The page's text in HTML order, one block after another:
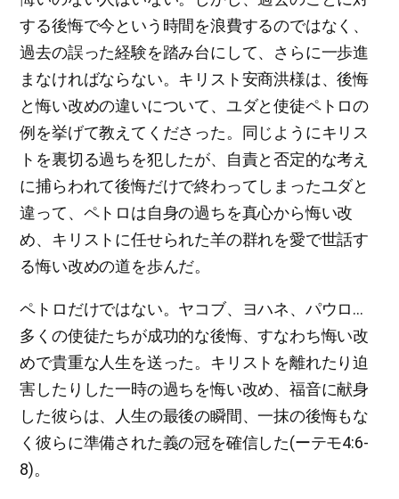
する後悔で今という時間を浪費するのではなく、
過去の誤った経験を踏み台にして、さらに一歩進
まなければならない。キリスト安商洪様は、後悔
と悔い改めの違いについて、ユダと使徒ペトロの
例を挙げて教えてくださった。同じようにキリス
トを裏切る過ちを犯したが、自責と否定的な考え
に捕らわれて後悔だけで終わってしまったユダと
違って、ペトロは自身の過ちを真心から悔い改
め、キリストに任せられた羊の群れを愛で世話す
る悔い改めの道を歩んだ。
ペトロだけではない。ヤコブ、ヨハネ、パウロ…
多くの使徒たちが成功的な後悔、すなわち悔い改
めで貴重な人生を送った。キリストを離れたり迫
害したりした一時の過ちを悔い改め、福音に献身
した彼らは、人生の最後の瞬間、一抹の後悔もな
く彼らに準備された義の冠を確信した(ーテモ4:6-
8)。